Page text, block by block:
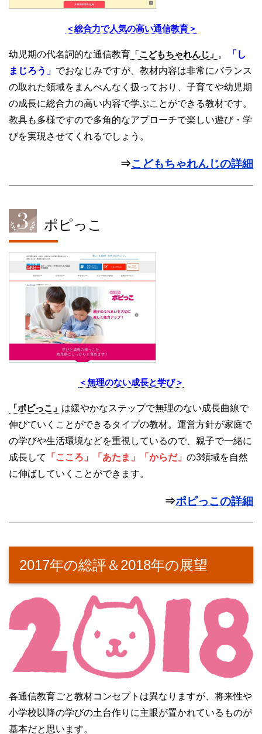
＜総合力で人気の高い通信教育＞
幼児期の代名詞的な通信教育 「こどもちゃれんじ」 。
「し
まじろう」 でおなじみですが、教材内容は非常にバランス
の取れた領域をまんべんなく扱っており、子育てや幼児期
の成長に総合力の高い内容で学ぶことができる教材です。
教具も多様ですので多角的なアプローチで楽しい遊び・学
びを実現させてくれるでしょう。
⇒こどもちゃれんじの詳細
ポピっこ
＜無理のない成長と学び＞
「ポピっこ」 は緩やかなステップで無理のない成長曲線で
伸びていくことができるタイプの教材。運営方針が家庭で
の学びや生活環境などを重視しているので、親子で一緒に
成長して
「こころ」「あたま」「からだ」 の3領域を自然
に伸ばしていくことができます。
⇒ポピっこの詳細
2017年の総評＆2018年の展望
各通信教育ごと教材コンセプトは異なりますが、将来性や
小学校以降の学びの土台作りに主眼が置かれているものが
基本だと思います。